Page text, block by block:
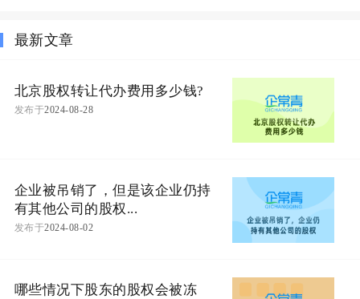
最新文章
北京股权转让代办费用多少钱?
发布于2024-08-28
企业被吊销了，但是该企业仍持
有其他公司的股权...
发布于2024-08-02
哪些情况下股东的股权会被冻